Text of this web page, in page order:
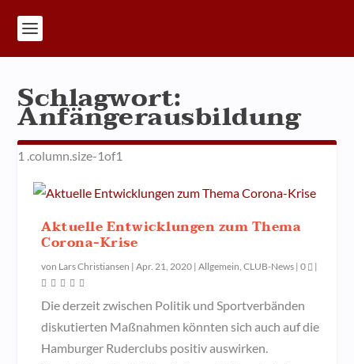
Schlagwort:
Anfängerausbildung
Aktuelle Entwicklungen zum Thema
Corona-Krise
von Lars Christiansen |Apr. 21, 2020 |Allgemein,CLUB-News |0 |
Die derzeit zwischen Politik und Sportverbänden
diskutierten Maßnahmen könnten sich auch auf die
Hamburger Ruderclubs positiv auswirken.